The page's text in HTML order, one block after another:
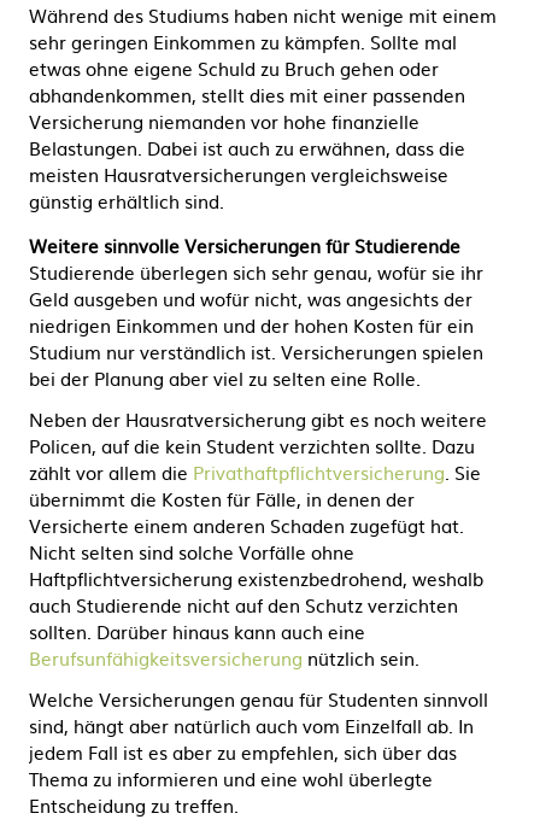
Während des Studiums haben nicht wenige mit einem
sehr geringen Einkommen zu kämpfen. Sollte mal
etwas ohne eigene Schuld zu Bruch gehen oder
abhandenkommen, stellt dies mit einer passenden
Versicherung niemanden vor hohe finanzielle
Belastungen. Dabei ist auch zu erwähnen, dass die
meisten Hausratversicherungen vergleichsweise
günstig erhältlich sind.
Weitere sinnvolle Versicherungen für Studierende
Studierende überlegen sich sehr genau, wofür sie ihr
Geld ausgeben und wofür nicht, was angesichts der
niedrigen Einkommen und der hohen Kosten für ein
Studium nur verständlich ist. Versicherungen spielen
bei der Planung aber viel zu selten eine Rolle.
Neben der Hausratversicherung gibt es noch weitere
Policen, auf die kein Student verzichten sollte. Dazu
zählt vor allem die Privathaftpflichtversicherung. Sie
übernimmt die Kosten für Fälle, in denen der
Versicherte einem anderen Schaden zugefügt hat.
Nicht selten sind solche Vorfälle ohne
Haftpflichtversicherung existenzbedrohend, weshalb
auch Studierende nicht auf den Schutz verzichten
sollten. Darüber hinaus kann auch eine
Berufsunfähigkeitsversicherung nützlich sein.
Welche Versicherungen genau für Studenten sinnvoll
sind, hängt aber natürlich auch vom Einzelfall ab. In
jedem Fall ist es aber zu empfehlen, sich über das
Thema zu informieren und eine wohl überlegte
Entscheidung zu treffen.